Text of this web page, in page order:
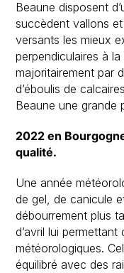
Beaune disposent
succèdent vallons
versants les mieux
perpendiculaires à
majoritairement par
d’éboulis de
Beaune une grande
2022 en
qualité.
Une année
de gel, de canicule
débourrement plus
d’avril lui
météorologiques.
équilibré avec des